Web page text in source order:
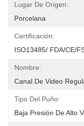
Lugar De Origen:
Porcelana
Certificación:
ISO13485/ FDA/CE/
Nombre:
Canal De Video
Tipo Del Puño:
Baja Presión De Alto